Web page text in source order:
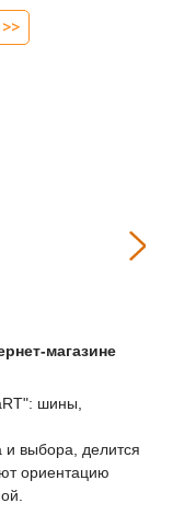
>>
магазине
шины,
и выбора, делится
ориентацию